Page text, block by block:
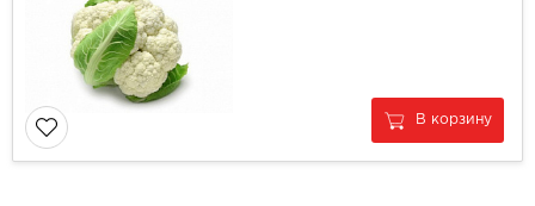
В корзину